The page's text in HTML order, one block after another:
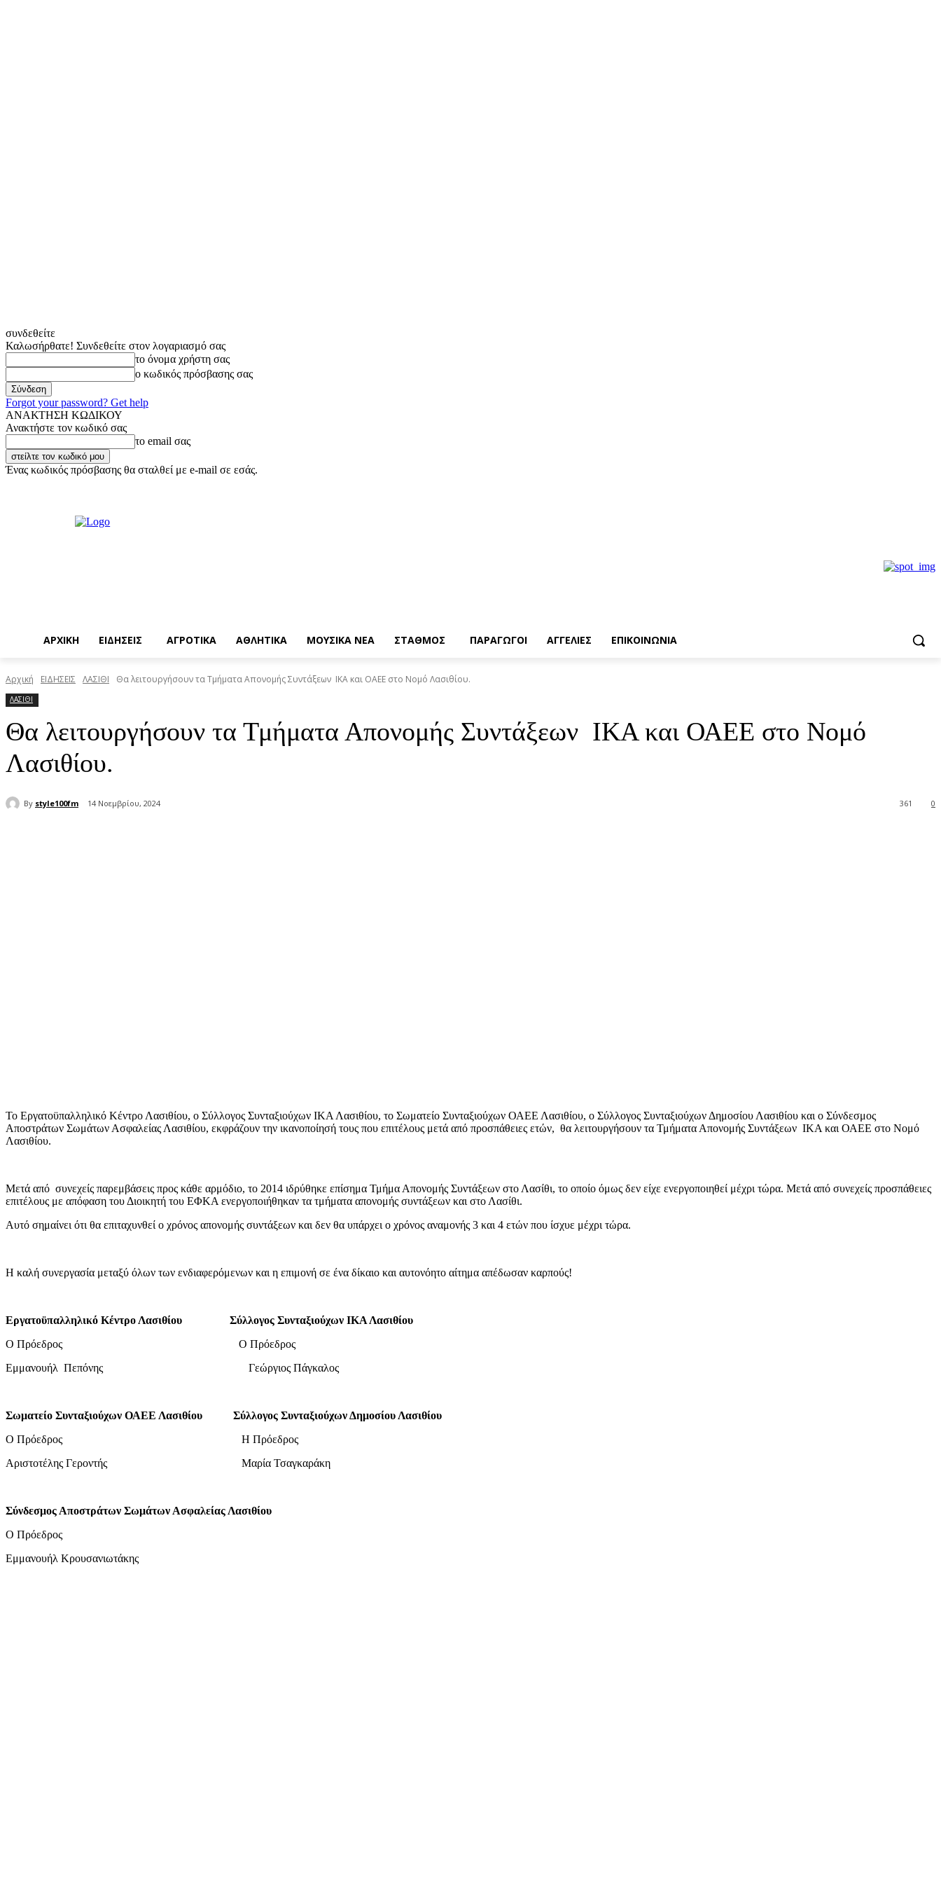
συνδεθείτε
Καλωσήρθατε! Συνδεθείτε στον λογαριασμό σας
το όνομα χρήστη σας
ο κωδικός πρόσβασης σας
Forgot your password? Get help
ΑΝΑΚΤΗΣΗ ΚΩΔΙΚΟΥ
Ανακτήστε τον κωδικό σας
το email σας
Ένας κωδικός πρόσβασης θα σταλθεί με e-mail σε εσάς.
ΑΡΧΙΚΗ ΕΙΔΗΣΕΙΣ ΑΓΡΟΤΙΚΑ ΑΘΛΗΤΙΚΑ ΜΟΥΣΙΚΑ ΝΕΑ ΣΤΑΘΜΟΣ ΠΑΡΑΓΩΓΟΙ ΑΓΓΕΛΙΕΣ ΕΠΙΚΟΙΝΩΝΙΑ
Αρχική ΕΙΔΗΣΕΙΣ ΛΑΣΙΘΙ Θα λειτουργήσουν τα Τμήματα Απονομής Συντάξεων ΙΚΑ και ΟΑΕΕ στο Νομό Λασιθίου.
ΛΑΣΙΘΙ
Θα λειτουργήσουν τα Τμήματα Απονομής Συντάξεων ΙΚΑ και ΟΑΕΕ στο Νομό
Λασιθίου.
By style100fm 14 Νοεμβρίου, 2024 0
361
Το Εργατοϋπαλληλικό Κέντρο Λασιθίου, ο Σύλλογος Συνταξιούχων ΙΚΑ Λασιθίου, το Σωματείο Συνταξιούχων ΟΑΕΕ Λασιθίου, ο Σύλλογος Συνταξιούχων Δημοσίου Λασιθίου και ο Σύνδεσμος
Αποστράτων Σωμάτων Ασφαλείας Λασιθίου, εκφράζουν την ικανοποίησή τους που επιτέλους μετά από προσπάθειες ετών, θα λειτουργήσουν τα Τμήματα Απονομής Συντάξεων ΙΚΑ και ΟΑΕΕ στο Νομό
Λασιθίου.
Μετά από συνεχείς παρεμβάσεις προς κάθε αρμόδιο, το 2014 ιδρύθηκε επίσημα Τμήμα Απονομής Συντάξεων στο Λασίθι, το οποίο όμως δεν είχε ενεργοποιηθεί μέχρι τώρα. Μετά από συνεχείς προσπάθειες
επιτέλους με απόφαση του Διοικητή του ΕΦΚΑ ενεργοποιήθηκαν τα τμήματα απονομής συντάξεων και στο Λασίθι.
Αυτό σημαίνει ότι θα επιταχυνθεί ο χρόνος απονομής συντάξεων και δεν θα υπάρχει ο χρόνος αναμονής 3 και 4 ετών που ίσχυε μέχρι τώρα.
Η καλή συνεργασία μεταξύ όλων των ενδιαφερόμενων και η επιμονή σε ένα δίκαιο και αυτονόητο αίτημα απέδωσαν καρπούς!
Εργατοϋπαλληλικό Κέντρο Λασιθίου
Σύλλογος Συνταξιούχων ΙΚΑ Λασιθίου
Ο Πρόεδρος Ο Πρόεδρος
Εμμανουήλ Πεπόνης Γεώργιος Πάγκαλος
Σωματείο Συνταξιούχων ΟΑΕΕ Λασιθίου
Σύλλογος Συνταξιούχων Δημοσίου Λασιθίου
Ο Πρόεδρος Η Πρόεδρος
Αριστοτέλης Γεροντής Μαρία Τσαγκαράκη
Σύνδεσμος Αποστράτων Σωμάτων Ασφαλείας Λασιθίου
Ο Πρόεδρος
Εμμανουήλ Κρουσανιωτάκης